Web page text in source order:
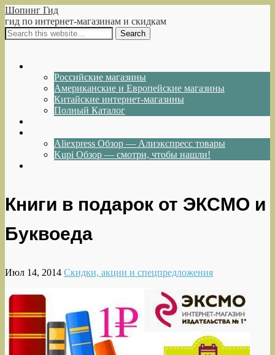
Шопинг Гид
гид по интернет-магазинам и скидкам
Российские магазины
Американские и Европейские магазины
Китайские интернет-магазины
Полный Каталог
Aliexpress Обзор — Алиэкспресс товары
Kupi Обзор — смотри, чтобы нашли!
Книги в подарок от ЭКСМО и
Буквоеда
Июл 14, 2014 Скидки, акции и спецпредложения